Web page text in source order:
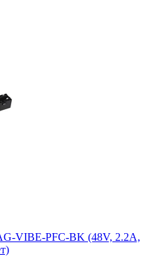
VIBE-PFC-BK (48V, 2.2A,